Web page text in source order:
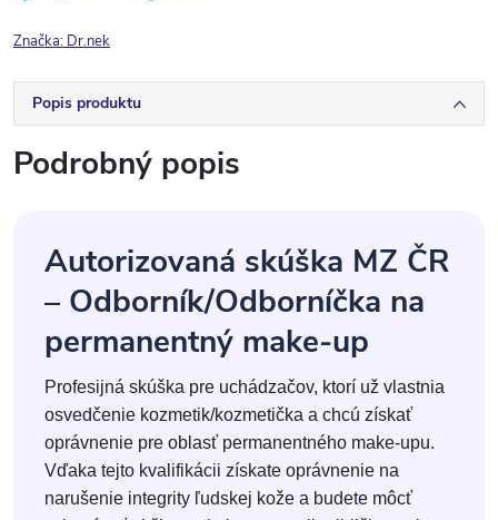
Značka: Dr.nek
Popis produktu
Podrobný popis
Autorizovaná skúška MZ ČR
– Odborník/Odborníčka na
permanentný make-up
Profesijná skúška pre uchádzačov, ktorí už vlastnia
osvedčenie kozmetik/kozmetička a chcú získať
oprávnenie pre oblasť permanentného make-upu.
Vďaka tejto kvalifikácii získate oprávnenie na
narušenie integrity ľudskej kože a budete môcť